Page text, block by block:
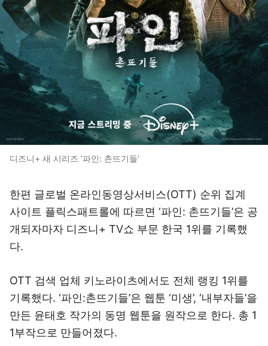
디즈니+ 새 시리즈 ‘파인: 촌뜨기들’
한편 글로벌 온라인동영상서비스(OTT) 순위 집계
사이트 플릭스패트롤에 따르면 ‘파인: 촌뜨기들’은 공
개되자마자 디즈니+ TV쇼 부문 한국 1위를 기록했
다.
OTT 검색 업체 키노라이츠에서도 전체 랭킹 1위를
기록했다. ‘파인:촌뜨기들’은 웹툰 ‘미생’, ‘내부자들’을
만든 윤태호 작가의 동명 웹툰을 원작으로 한다. 총 1
1부작으로 만들어졌다.